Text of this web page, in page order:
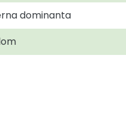
dominanta